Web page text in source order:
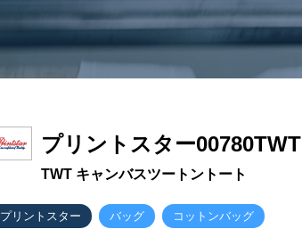
プリントスター00780TWT
TWT キャンバスツートントート
プリントスター バッグ コットンバッグ